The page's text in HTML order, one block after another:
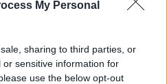
My Personal
sharing to third parties, or
sensitive information for
use the below opt-out